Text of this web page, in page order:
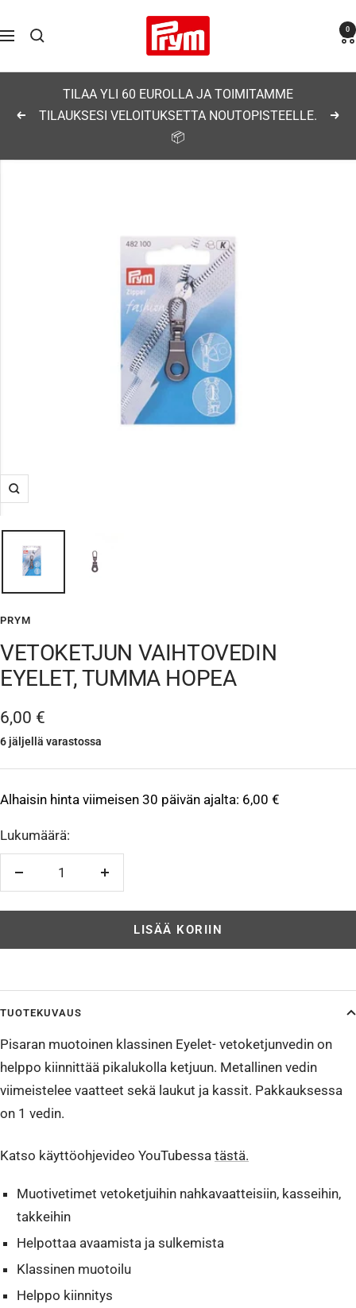
sisältöön
Navigaatio
Prym 0
Edellinen
TILAA YLI 60 EUROLLA JA TOIMITAMME
TILAUKSESI VELOITUKSETTA NOUTOPISTEELLE.
📦
Suurenna
PRYM
VETOKETJUN VAIHTOVEDIN
EYELET, TUMMA HOPEA
Alennushinta
6,00 €
6 jäljellä varastossa
Alhaisin hinta viimeisen 30 päivän ajalta: 6,00 €
Lukumäärä:
Vähennä
LISÄÄ KORIIN
TUOTEKUVAUS
Pisaran muotoinen klassinen Eyelet- vetoketjunvedin on
helppo kiinnittää pikalukolla ketjuun. Metallinen vedin
viimeistelee vaatteet sekä laukut ja kassit. Pakkauksessa
on 1 vedin.
Katso käyttöohjevideo YouTubessa tästä.
Muotivetimet vetoketjuihin nahkavaatteisiin, kasseihin,
takkeihin
Helpottaa avaamista ja sulkemista
Klassinen muotoilu
Helppo kiinnitys